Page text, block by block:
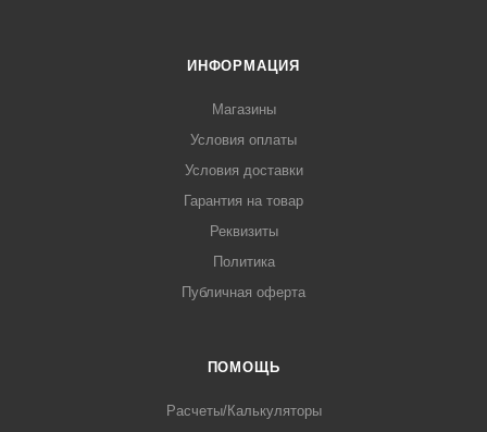
ИНФОРМАЦИЯ
Магазины
Условия оплаты
Условия доставки
Гарантия на товар
Реквизиты
Политика
Публичная оферта
ПОМОЩЬ
Расчеты/Калькуляторы